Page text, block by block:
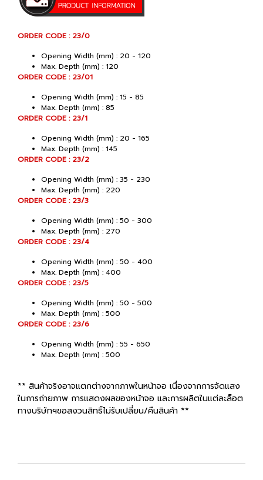
ORDER CODE : 23/0
Opening Width (mm) : 20 - 120
Max. Depth (mm) : 120
ORDER CODE : 23/01
Opening Width (mm) : 15 - 85
Max. Depth (mm) : 85
ORDER CODE : 23/1
Opening Width (mm) : 20 - 165
Max. Depth (mm) : 145
ORDER CODE : 23/2
Opening Width (mm) : 35 - 230
Max. Depth (mm) : 220
ORDER CODE : 23/3
Opening Width (mm) : 50 - 300
Max. Depth (mm) : 270
ORDER CODE : 23/4
Opening Width (mm) : 50 - 400
Max. Depth (mm) : 400
ORDER CODE : 23/5
Opening Width (mm) : 50 - 500
Max. Depth (mm) : 500
ORDER CODE : 23/6
Opening Width (mm) : 55 - 650
Max. Depth (mm) : 500
** สินค้าจริงอาจแตกต่างจากภาพในหน้าจอ เนื่องจากการจัดแสง
ในการถ่ายภาพ การแสดงผลของหน้าจอ และการผลิตในแต่ละล็อต
ทางบริษัทฯขอสงวนสิทธิ์ไม่รับเปลี่ยน/คืนสินค้า **